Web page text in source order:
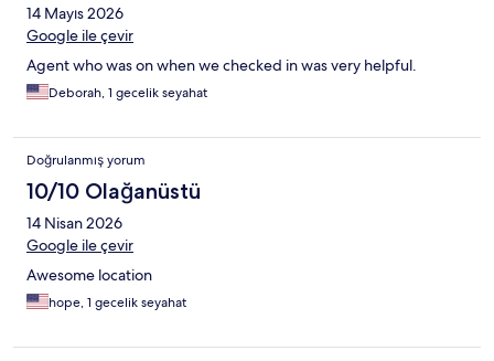
14 Mayıs 2026
Google ile çevir
Agent who was on when we checked in was very helpful.
Deborah, 1 gecelik seyahat
Doğrulanmış yorum
10/10 Olağanüstü
14 Nisan 2026
Google ile çevir
Awesome location
hope, 1 gecelik seyahat